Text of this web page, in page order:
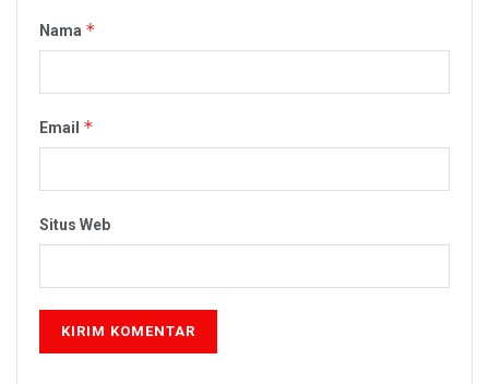
Nama *
Email *
Situs Web